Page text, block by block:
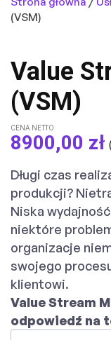
(VSM)
Value
(VSM)
CENA NETTO
8900,00 zł
Długi czas
produkcji?
Niska
niektóre
organizacje
swojego
klientowi.
Value Stream
odpowiedź na